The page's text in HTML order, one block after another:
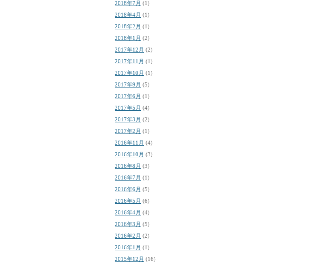
2018年7月 (1)
2018年4月 (1)
2018年2月 (1)
2018年1月 (2)
2017年12月 (2)
2017年11月 (1)
2017年10月 (1)
2017年9月 (5)
2017年6月 (1)
2017年5月 (4)
2017年3月 (2)
2017年2月 (1)
2016年11月 (4)
2016年10月 (3)
2016年8月 (3)
2016年7月 (1)
2016年6月 (5)
2016年5月 (6)
2016年4月 (4)
2016年3月 (5)
2016年2月 (2)
2016年1月 (1)
2015年12月 (16)